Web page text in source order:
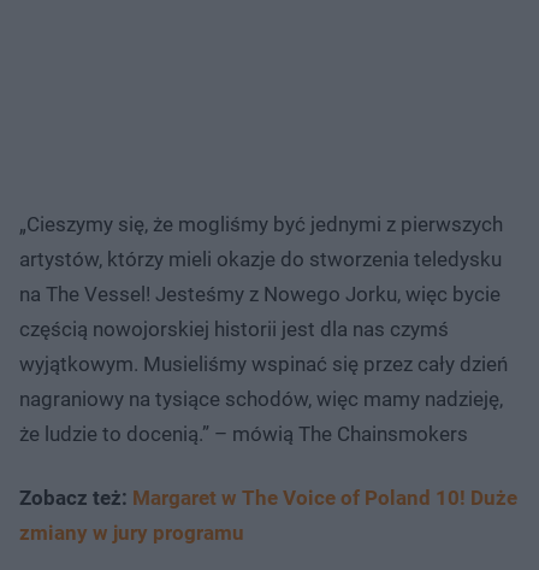
„Cieszymy się, że mogliśmy być jednymi z pierwszych
artystów, którzy mieli okazje do stworzenia teledysku
na The Vessel! Jesteśmy z Nowego Jorku, więc bycie
częścią nowojorskiej historii jest dla nas czymś
wyjątkowym. Musieliśmy wspinać się przez cały dzień
nagraniowy na tysiące schodów, więc mamy nadzieję,
że ludzie to docenią.” – mówią The Chainsmokers
Zobacz też: Margaret w The Voice of Poland 10! Duże
zmiany w jury programu